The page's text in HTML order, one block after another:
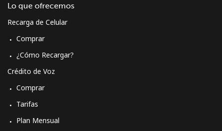
Lo que ofrecemos
Recarga de Celular
Comprar
¿Cómo Recargar?
Crédito de Voz
Comprar
Tarifas
Plan Mensual